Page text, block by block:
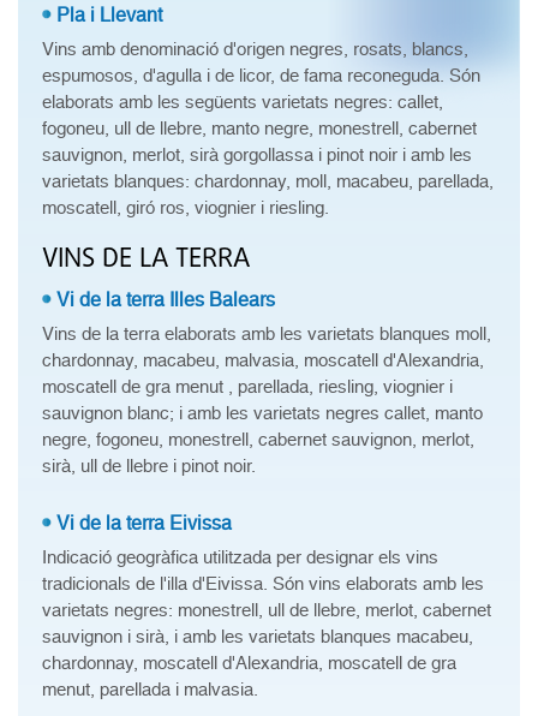
Pla i Llevant
Vins amb denominació d'origen negres, rosats, blancs,
espumosos, d'agulla i de licor, de fama reconeguda. Són
elaborats amb les següents varietats negres: callet,
fogoneu, ull de llebre, manto negre, monestrell, cabernet
sauvignon, merlot, sirà gorgollassa i pinot noir i amb les
varietats blanques: chardonnay, moll, macabeu, parellada,
moscatell, giró ros, viognier i riesling.
VINS DE LA TERRA
Vi de la terra Illes Balears
Vins de la terra elaborats amb les varietats blanques moll,
chardonnay, macabeu, malvasia, moscatell d'Alexandria,
moscatell de gra menut , parellada, riesling, viognier i
sauvignon blanc; i amb les varietats negres callet, manto
negre, fogoneu, monestrell, cabernet sauvignon, merlot,
sirà, ull de llebre i pinot noir.
Vi de la terra Eivissa
Indicació geogràfica utilitzada per designar els vins
tradicionals de l'illa d'Eivissa. Són vins elaborats amb les
varietats negres: monestrell, ull de llebre, merlot, cabernet
sauvignon i sirà, i amb les varietats blanques macabeu,
chardonnay, moscatell d'Alexandria, moscatell de gra
menut, parellada i malvasia.